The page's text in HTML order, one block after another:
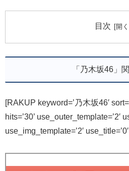
目次
「乃木坂46」
[RAKUP keyword=’乃木坂46′
hits=’30’ use_outer_template=’2′
use_img_template=’2′ use_title=’0′